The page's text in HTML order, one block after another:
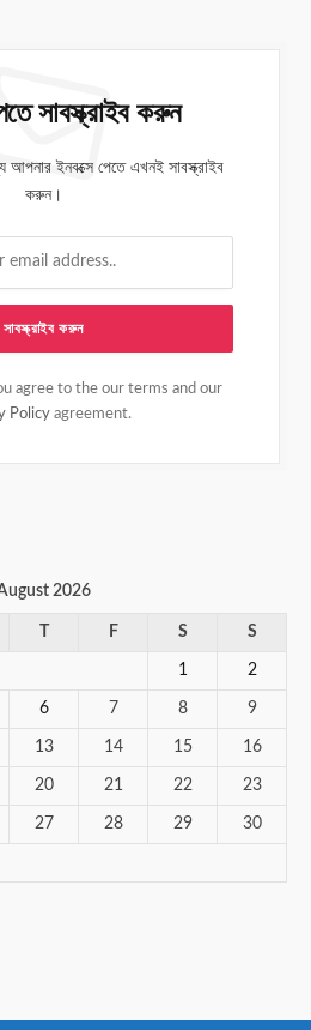
সাবস্ক্রাইব করুন
ইনবক্সে পেতে এখনই সাবস্ক্রাইব
করুন।
agree to the our terms and our
Policy agreement.
2026
T F S S
1 2
6 7 8 9
13 14 15 16
20 21 22 23
27 28 29 30